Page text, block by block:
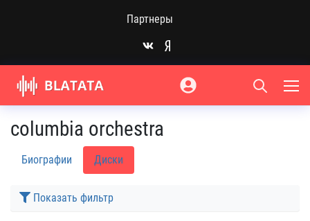
Партнеры
columbia orchestra
Биографии Диски
Показать фильтр